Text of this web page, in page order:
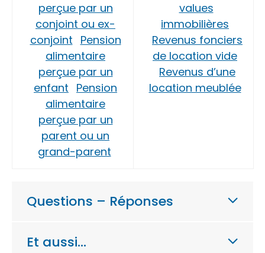
perçue par un
conjoint ou ex-
conjoint Pension
alimentaire
perçue par un
enfant Pension
alimentaire
perçue par un
parent ou un
grand-parent
values
immobilières
Revenus fonciers
de location vide
Revenus d’une
location meublée
Questions – Réponses
Et aussi…